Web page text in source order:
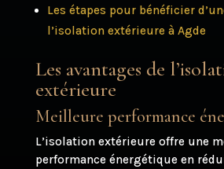
Les étapes pour bénéficier
l’isolation extérieure à Agde
Les avantages de
extérieure
Meilleure performance
L’isolation extérieure offre une
performance énergétique en